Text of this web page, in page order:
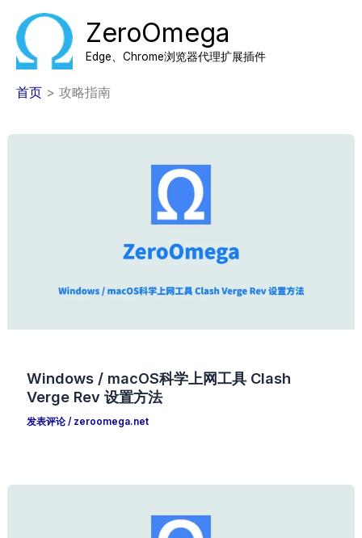
ZeroOmega
Edge、Chrome浏览器代理扩展插件
首页 攻略指南
Windows / macOS科学上网工具 Clash
Verge Rev 设置方法
发表评论 / zeroomega.net